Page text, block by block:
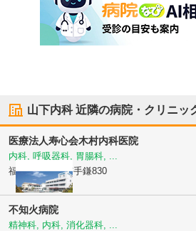
山下内科近隣の病院・クリニッ
医療法人寿心会木村内科医院
内科, 呼吸器科, 胃腸科, ...
福岡県大牟田市手鎌830
不知火病院
精神科, 内科, 消化器科, ...